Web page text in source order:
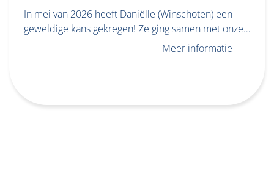
In mei van 2026 heeft Daniëlle (Winschoten) een
geweldige kans gekregen! Ze ging samen met onze…
Meer informatie